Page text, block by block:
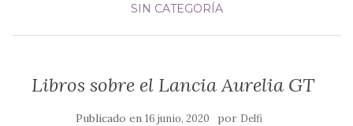
SIN CATEGORÍA
Libros sobre el Lancia Aurelia GT
Publicado en 16 junio, 2020 por Delfi